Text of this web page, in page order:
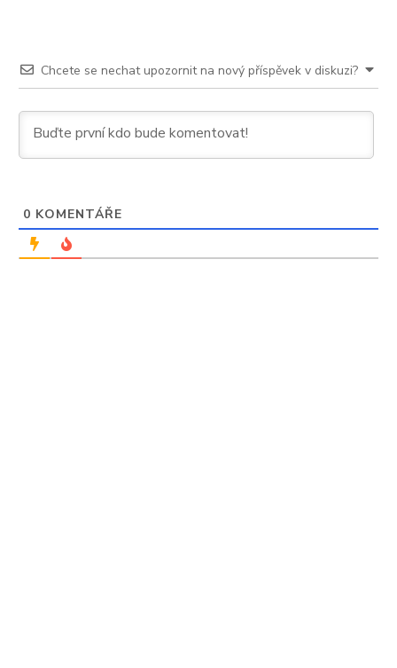
Chcete se nechat upozornit na nový příspěvek v diskuzi?
0 KOMENTÁŘE